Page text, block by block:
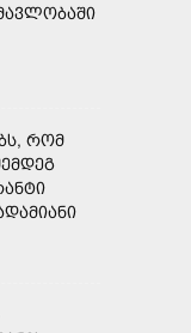
ᲠᲝᲛ